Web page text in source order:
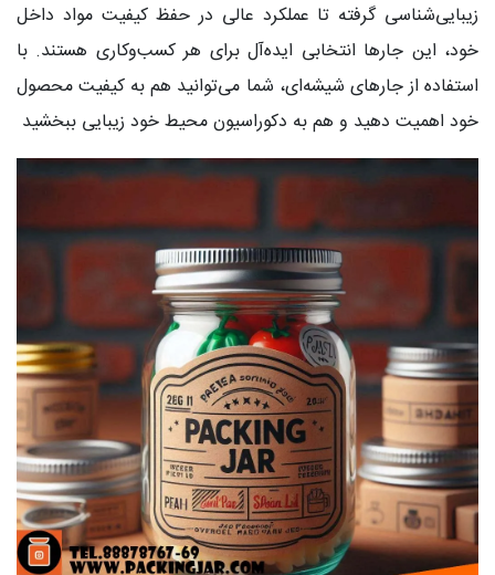
زیبایی‌شناسی گرفته تا عملکرد عالی در حفظ کیفیت مواد داخل
خود، این جارها انتخابی ایده‌آل برای هر کسب‌وکاری هستند. با
استفاده از جارهای شیشه‌ای، شما می‌توانید هم به کیفیت محصول
خود اهمیت دهید و هم به دکوراسیون محیط خود زیبایی ببخشید